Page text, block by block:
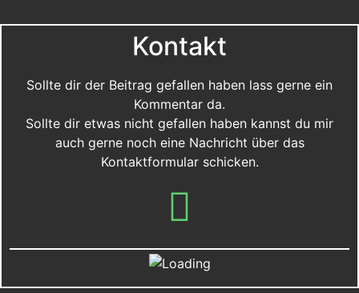
Kontakt
Sollte dir der Beitrag gefallen haben lass gerne ein
Kommentar da.
Sollte dir etwas nicht gefallen haben kannst du mir
auch gerne noch eine Nachricht über das
Kontaktformular schicken.